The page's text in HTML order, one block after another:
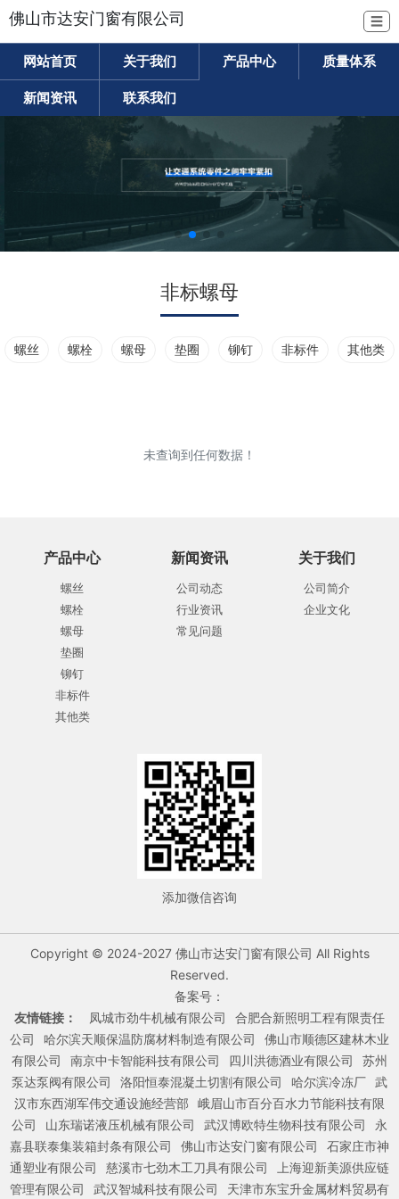
佛山市达安门窗有限公司 ☰
网站首页 关于我们 产品中心 质量体系
新闻资讯 联系我们
非标螺母
螺丝 螺栓 螺母 垫圈 铆钉 非标件 其他类
未查询到任何数据！
产品中心
螺丝
螺栓
螺母
垫圈
铆钉
非标件
其他类
新闻资讯
公司动态
行业资讯
常见问题
关于我们
公司简介
企业文化
添加微信咨询
Copyright © 2024-2027 佛山市达安门窗有限公司 All Rights
Reserved.
备案号：
友情链接：
凤城市劲牛机械有限公司
合肥合新照明工程有限责任
公司
哈尔滨天顺保温防腐材料制造有限公司
佛山市顺德区建林木业
有限公司
南京中卡智能科技有限公司 四川洪德酒业有限公司
苏州
泵达泵阀有限公司
洛阳恒泰混凝土切割有限公司 哈尔滨冷冻厂 武
汉市东西湖军伟交通设施经营部
峨眉山市百分百水力节能科技有限
公司
山东瑞诺液压机械有限公司 武汉博欧特生物科技有限公司
永
嘉县联泰集装箱封条有限公司
佛山市达安门窗有限公司
石家庄市神
通塑业有限公司
慈溪市七劲木工刀具有限公司
上海迎新美源供应链
管理有限公司
武汉智城科技有限公司 天津市东宝升金属材料贸易有